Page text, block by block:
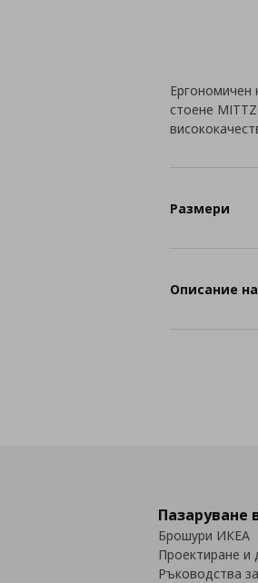
Ергономичен
стоене
Размери
Описание
Пазаруване
Брошури ИКЕА
Проектиране и
Ръководства